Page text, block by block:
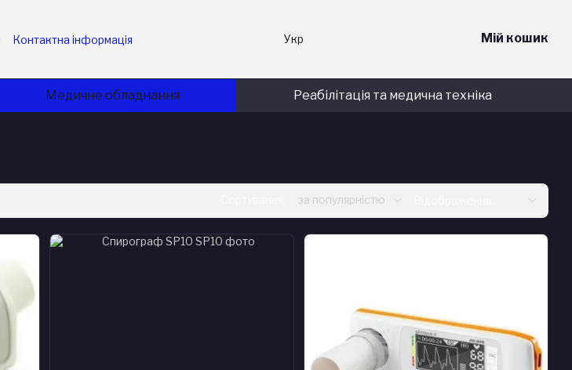
Контактна інформація
Укр Мій кошик
Медичне обладнання Реабілітація та медична техніка
за популярністю